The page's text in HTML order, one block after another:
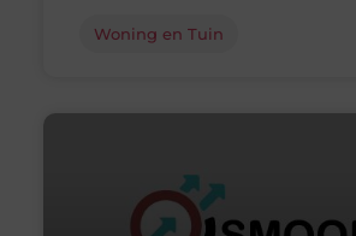
Woning en Tuin